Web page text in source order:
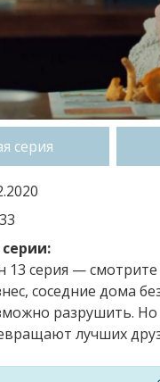
серия
13 серия —
соседние дома
разрушить.
лучших